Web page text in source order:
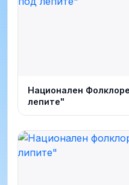
Национален
лепите"